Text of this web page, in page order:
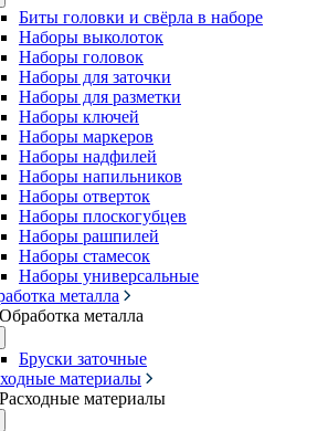
Биты головки и свёрла в наборе
Наборы выколоток
Наборы головок
Наборы для заточки
Наборы для разметки
Наборы ключей
Наборы маркеров
Наборы надфилей
Наборы напильников
Наборы отверток
Наборы плоскогубцев
Наборы рашпилей
Наборы стамесок
Наборы универсальные
металла
Обработка металла
Бруски заточные
материалы
Расходные материалы